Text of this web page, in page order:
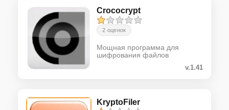
Crococrypt
2 оценок
Мощная программа для
шифрования файлов
v.1.41
KryptoFiler